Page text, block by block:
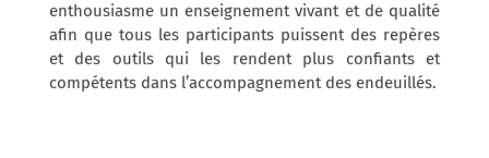
enthousiasme un enseignement vivant et de qualité
afin que tous les participants puissent des repères
et des outils qui les rendent plus confiants et
compétents dans l’accompagnement des endeuillés.